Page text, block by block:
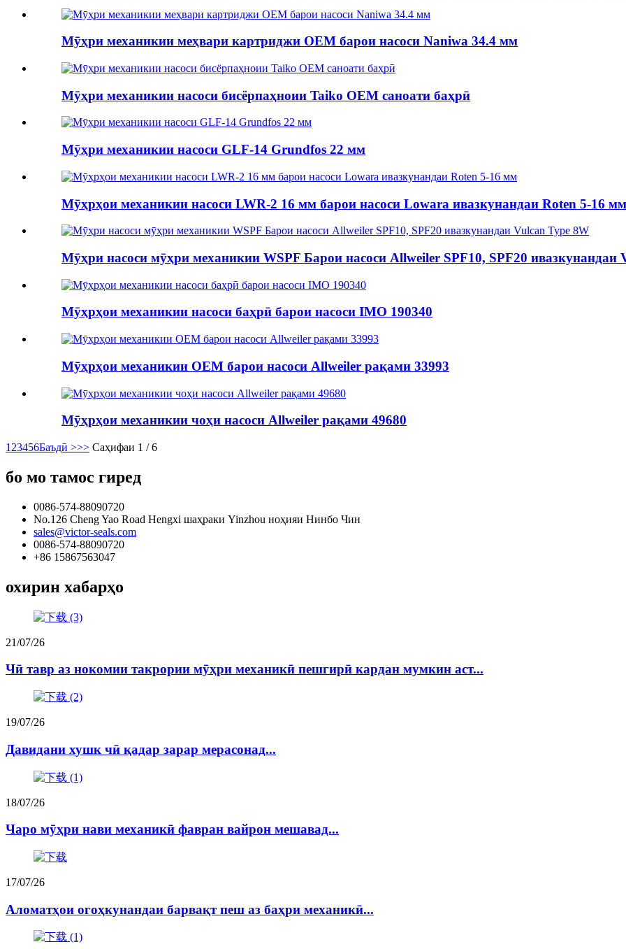
Мӯҳри механикии меҳвари картриджи OEM барои насоси Naniwa 34.4 мм
Мӯҳри механикии насоси бисёрпаҳноии Taiko OEM саноати баҳрӣ
Мӯҳри механикии насоси GLF-14 Grundfos 22 мм
Мӯҳрҳои механикии насоси LWR-2 16 мм барои насоси Lowara ивазкунандаи Roten 5-16 мм
Мӯҳри насоси мӯҳри механикии WSPF Барои насоси Allweiler SPF10, SPF20 ивазкунандаи
Мӯҳрҳои механикии насоси баҳрӣ барои насоси IMO 190340
Мӯҳрҳои механикии OEM барои насоси Allweiler рақами 33993
Мӯҳрҳои механикии чоҳи насоси Allweiler рақами 49680
1 23456Баъдӣ >>> Саҳифаи 1 / 6
бо мо тамос гиред
0086-574-88090720
No.126 Cheng Yao Road Hengxi шаҳраки Yinzhou ноҳияи Нинбо Чин
sales@victor-seals.com
0086-574-88090720
+86 15867563047
охирин хабарҳо
21/07/26
Чӣ тавр аз нокомии такрории мӯҳри механикӣ пешгирӣ кардан мумкин аст...
19/07/26
Давидани хушк чӣ қадар зарар мерасонад...
18/07/26
Чаро мӯҳри нави механикӣ фавран вайрон мешавад...
17/07/26
Аломатҳои огоҳкунандаи барвақт пеш аз баҳри механикӣ...